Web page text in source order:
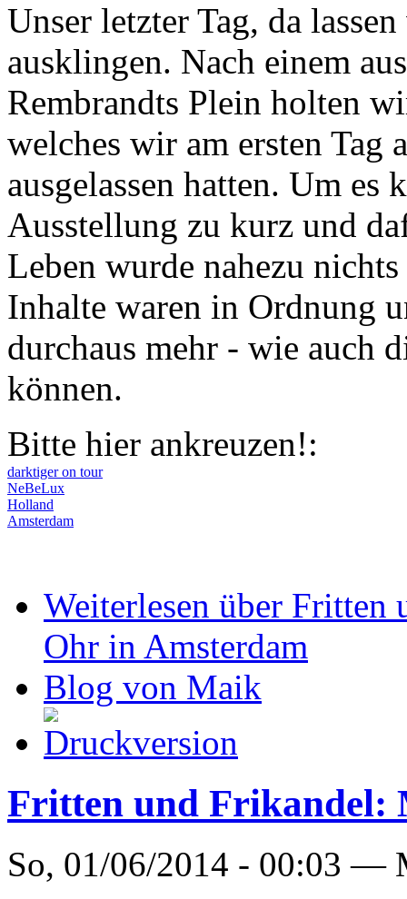
Unser letzter Tag, da
ausklingen. Nach einem
Rembrandts Plein holten
welches wir am ersten Tag
ausgelassen hatten. Um es
Ausstellung zu kurz und
Leben wurde nahezu
Inhalte waren in Ordnung
durchaus mehr - wie auch
können.
Bitte hier ankreuzen!:
darktiger on tour
NeBeLux
Holland
Amsterdam
Weiterlesen über Fritten
Ohr in Amsterdam
Blog von Maik
Fritten und Frikandel:
So, 01/06/2014 - 00:03 —